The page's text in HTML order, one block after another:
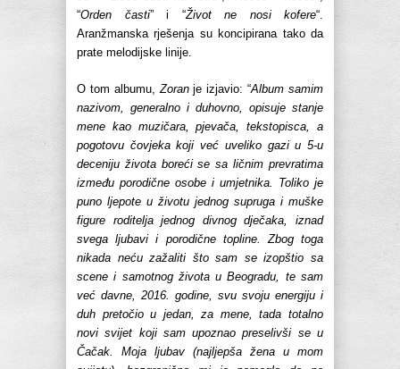
“Orden časti” i “Život ne nosi kofere“.
Aranžmanska rješenja su koncipirana tako da
prate melodijske linije.
O tom albumu, Zoranje izjavio: “Album samim
nazivom, generalno i duhovno, opisuje stanje
mene kao muzičara, pjevača, tekstopisca, a
pogotovu čovjeka koji već uveliko gazi u 5-u
deceniju života boreći se sa ličnim prevratima
između porodične osobe i umjetnika. Toliko je
puno ljepote u životu jednog supruga i muške
figure roditelja jednog divnog dječaka, iznad
svega ljubavi i porodične topline. Zbog toga
nikada neću zažaliti što sam se izopštio sa
scene i samotnog života u Beogradu, te sam
već davne, 2016. godine, svu svoju energiju i
duh pretočio u jedan, za mene, tada totalno
novi svijet koji sam upoznao preselivši se u
Čačak. Moja ljubav (najljepša žena u mom